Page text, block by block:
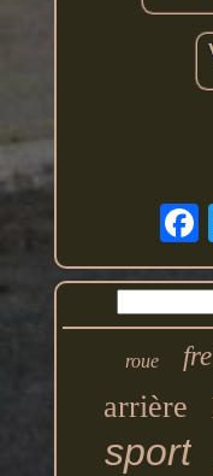
roue
arrière
sport